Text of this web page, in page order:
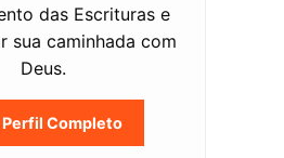
das Escrituras e
sua caminhada com
Deus.
Perfil Completo